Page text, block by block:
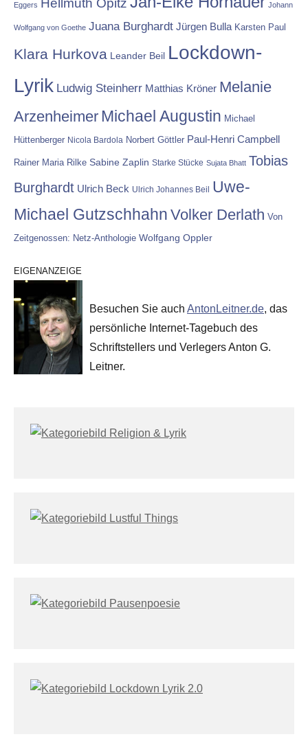
Eggers Hellmuth Opitz Johann
Wolfgang von Goethe Juana Burghardt Jürgen Bulla Karsten Paul
Klara Hurkova Leander Beil Lockdown-
Lyrik Ludwig Steinherr Matthias Kröner Melanie
Arzenheimer Michael Augustin Michael
Hüttenberger Nicola Bardola Norbert Göttler Paul-Henri Campbell
Rainer Maria Rilke Sabine Zaplin Starke Stücke Sujata Bhatt Tobias
Burghardt Ulrich Beck Ulrich Johannes Beil
Uwe-
Michael Gutzschhahn Volker Derlath Von
Zeitgenossen: Netz-Anthologie Wolfgang Oppler
EIGENANZEIGE
Besuchen Sie auch AntonLeitner.de, das
persönliche Internet-Tagebuch des
Schriftstellers und Verlegers Anton G.
Leitner.